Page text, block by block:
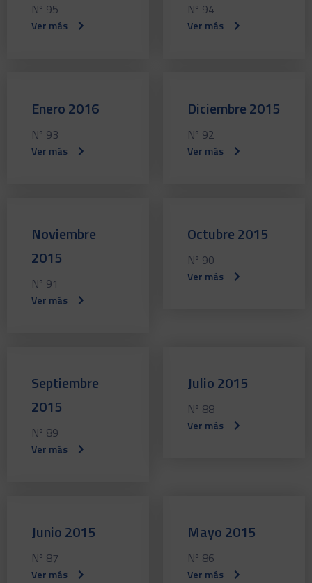
Nº 95
Ver más
Nº 94
Ver más
Enero 2016
Nº 93
Ver más
Diciembre 2015
Nº 92
Ver más
Noviembre
2015
Nº 91
Ver más
Octubre 2015
Nº 90
Ver más
Septiembre
2015
Nº 89
Ver más
Julio 2015
Nº 88
Ver más
Junio 2015
Nº 87
Ver más
Mayo 2015
Nº 86
Ver más